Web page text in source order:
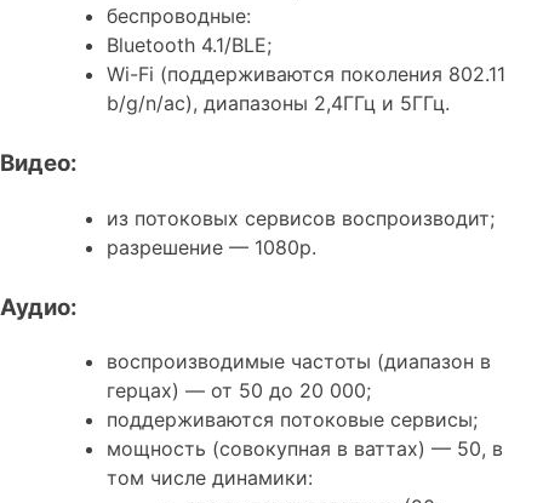
беспроводные:
Bluetooth 4.1/BLE;
Wi-Fi (поддерживаются поколения 802.11
b/g/n/ac), диапазоны 2,4ГГц и 5ГГц.
Видео:
из потоковых сервисов воспроизводит;
разрешение — 1080p.
Аудио:
воспроизводимые частоты (диапазон в
герцах) — от 50 до 20 000;
поддерживаются потоковые сервисы;
мощность (совокупная в ваттах) — 50, в
том числе динамики: